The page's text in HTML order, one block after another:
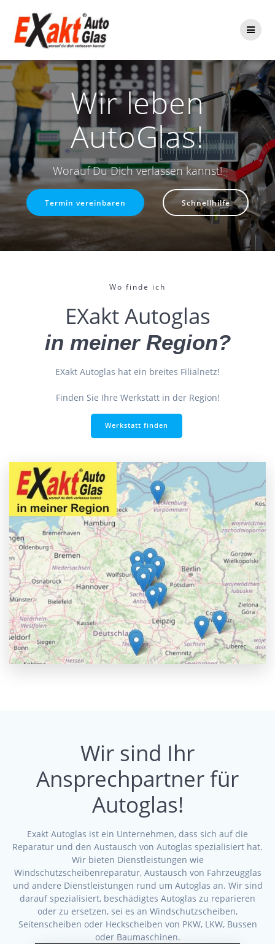
Wir leben
AutoGlas!
Worauf Du Dich verlassen kannst!
Termin vereinbaren Schnellhilfe
Wo finde ich
EXakt Autoglas
in meiner Region?
EXakt Autoglas hat ein breites Filialnetz!
Finden Sie Ihre Werkstatt in der Region!
Werkstatt finden
Wir sind Ihr
Ansprechpartner für
Autoglas!
Exakt Autoglas ist ein Unternehmen, dass sich auf die
Reparatur und den Austausch von Autoglas spezialisiert hat.
Wir bieten Dienstleistungen wie
Windschutzscheibenreparatur, Austausch von Fahrzeugglas
und andere Dienstleistungen rund um Autoglas an. Wir sind
darauf spezialisiert, beschädigtes Autoglas zu reparieren
oder zu ersetzen, sei es an Windschutzscheiben,
Seitenscheiben oder Heckscheiben von PKW, LKW, Bussen
oder Baumaschinen.